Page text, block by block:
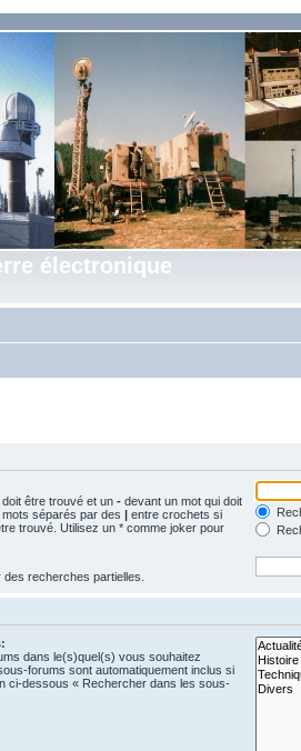
électronique
être trouvé et un - devant un mot qui doit
séparés par des | entre crochets si
trouvé. Utilisez un * comme joker pour
recherches partielles.
dans le(s)quel(s) vous souhaitez
forums sont automatiquement inclus si
ci-dessous « Rechercher dans les sous-